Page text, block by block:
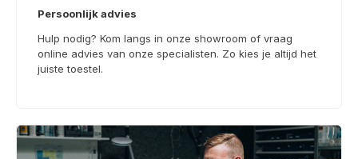
Persoonlijk advies
Hulp nodig? Kom langs in onze showroom of vraag
online advies van onze specialisten. Zo kies je altijd het
juiste toestel.